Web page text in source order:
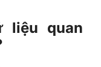
liệu quan